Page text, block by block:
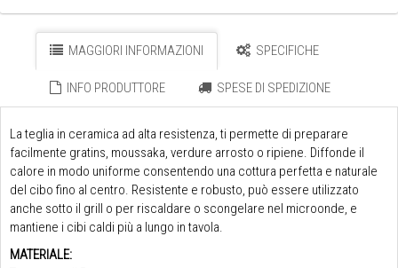
MAGGIORI INFORMAZIONI SPECIFICHE
INFO PRODUTTORE SPESE DI SPEDIZIONE
La teglia in ceramica ad alta resistenza, ti permette di preparare
facilmente gratins, moussaka, verdure arrosto o ripiene. Diffonde il
calore in modo uniforme consentendo una cottura perfetta e naturale
del cibo fino al centro. Resistente e robusto, può essere utilizzato
anche sotto il grill o per riscaldare o scongelare nel microonde, e
mantiene i cibi caldi più a lungo in tavola.
MATERIALE: